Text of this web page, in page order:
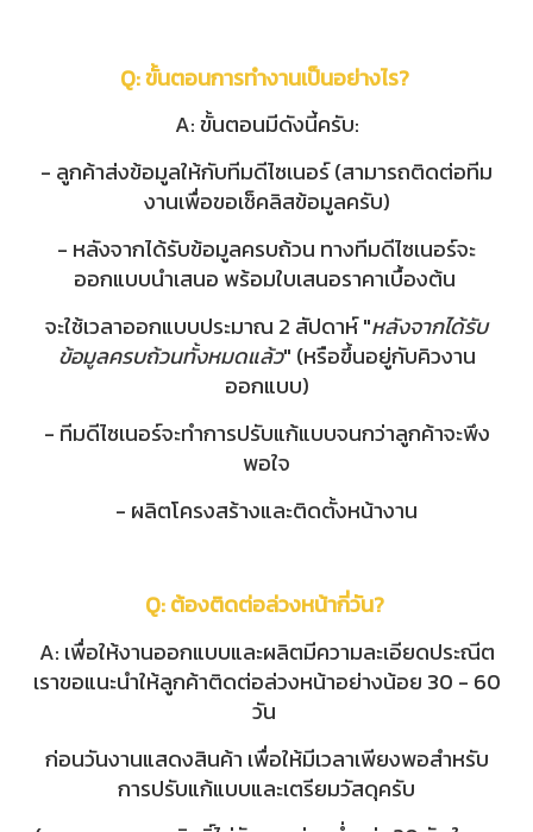
Q: ขั้นตอนการทำงานเป็นอย่างไร?
A: ขั้นตอนมีดังนี้ครับ:
- ลูกค้าส่งข้อมูลให้กับทีมดีไซเนอร์ (สามารถติดต่อทีม
งานเพื่อขอเช็คลิสข้อมูลครับ)
- หลังจากได้รับข้อมูลครบถ้วน ทางทีมดีไซเนอร์จะ
ออกแบบนำเสนอ พร้อมใบเสนอราคาเบื้องต้น
จะใช้เวลาออกแบบประมาณ 2 สัปดาห์ "หลังจากได้รับ
ข้อมูลครบถ้วนทั้งหมดแล้ว" (หรือขึ้นอยู่กับคิวงาน
ออกแบบ)
- ทีมดีไซเนอร์จะทำการปรับแก้แบบจนกว่าลูกค้าจะพึง
พอใจ
- ผลิตโครงสร้างและติดตั้งหน้างาน
Q: ต้องติดต่อล่วงหน้ากี่วัน?
A: เพื่อให้งานออกแบบและผลิตมีความละเอียดประณีต
เราขอแนะนำให้ลูกค้าติดต่อล่วงหน้าอย่างน้อย 30 - 60
วัน
ก่อนวันงานแสดงสินค้า เพื่อให้มีเวลาเพียงพอสำหรับ
การปรับแก้แบบและเตรียมวัสดุครับ